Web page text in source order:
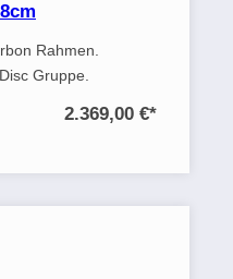
Rahmen.
Gruppe.
2.369,00 €*